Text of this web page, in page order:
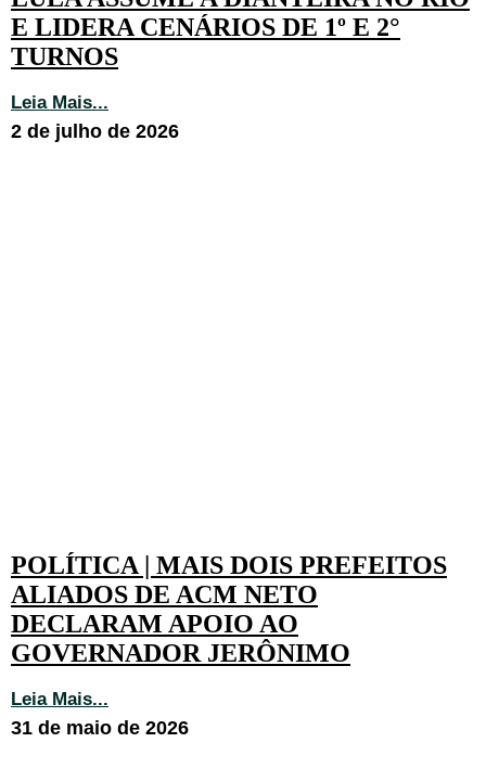
E LIDERA CENÁRIOS DE 1º E 2°
TURNOS
Leia Mais...
2 de julho de 2026
POLÍTICA | MAIS DOIS PREFEITOS
ALIADOS DE ACM NETO
DECLARAM APOIO AO
GOVERNADOR JERÔNIMO
Leia Mais...
31 de maio de 2026